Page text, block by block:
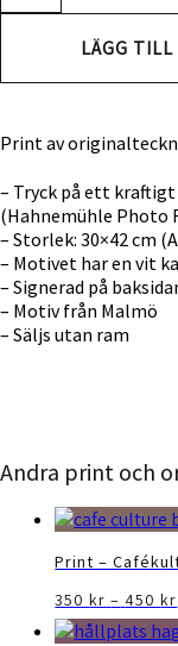
Sölvesborgsgatan
LÄGG
Print av
– Tryck på ett
(Hahnemühle Photo
– Storlek: 30×42 cm
– Motivet har en vit
– Signerad på
– Motiv från Malmö
– Säljs utan ram
Andra print och
Print –
350kr – 450kr